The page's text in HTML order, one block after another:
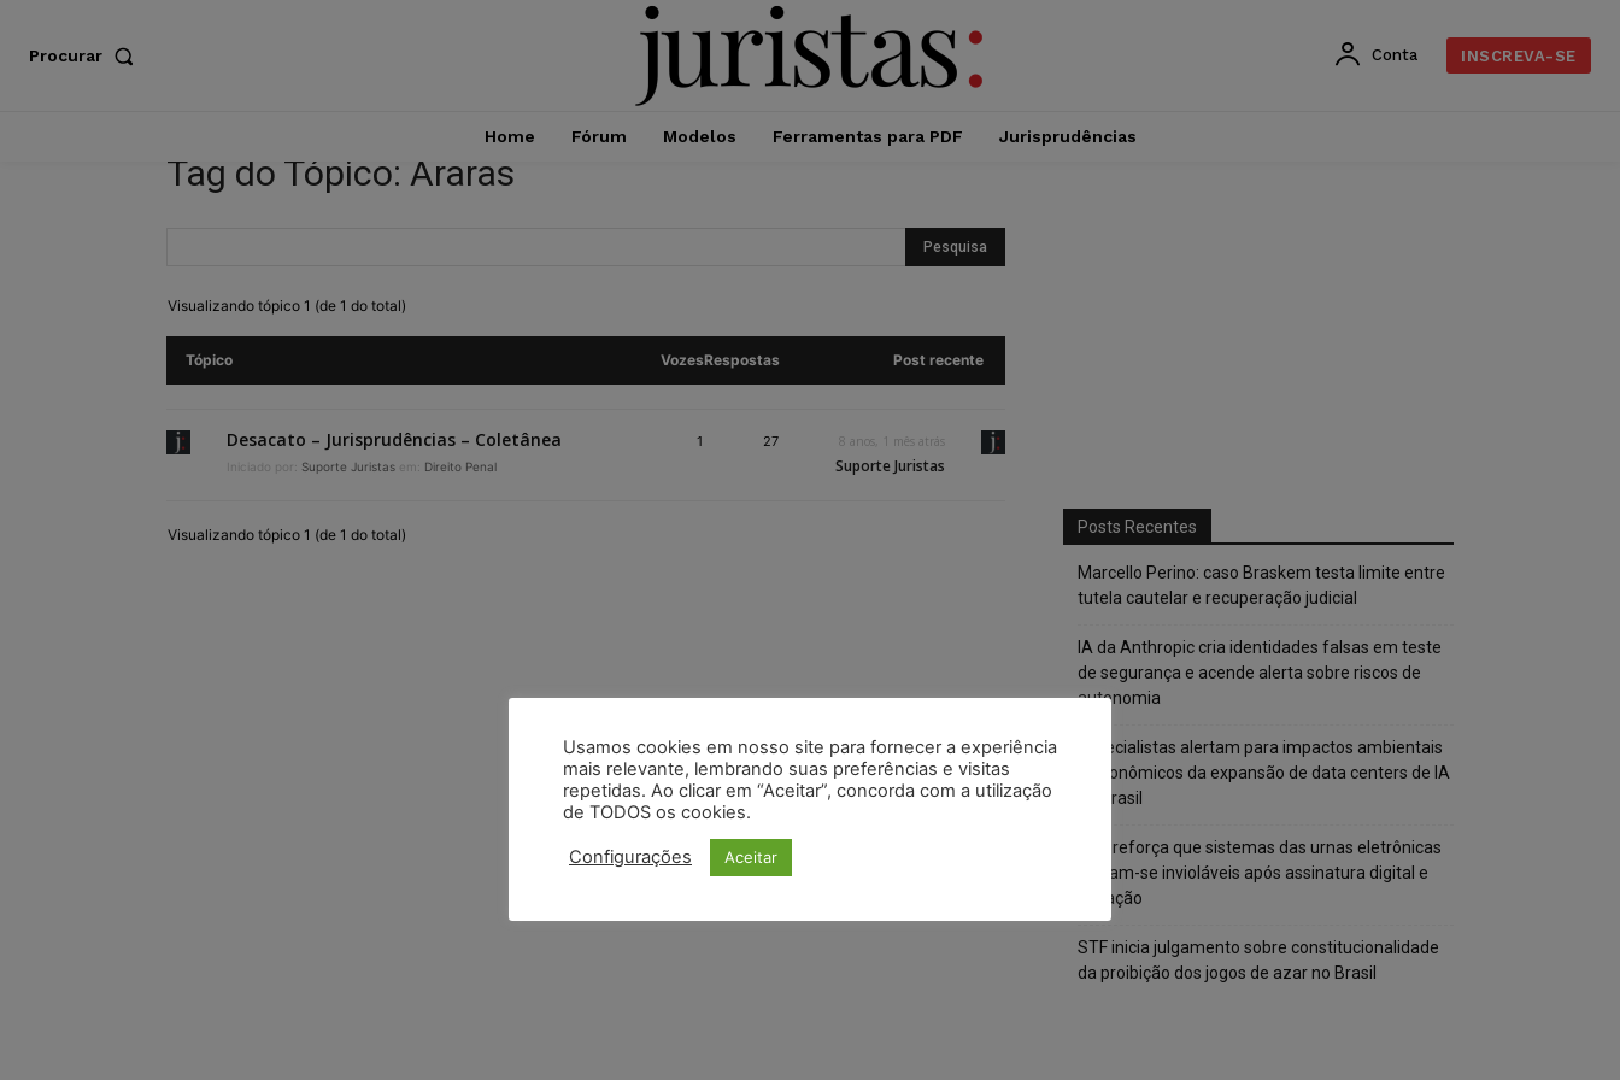
Procurar Conta INSCREVA-SE
Home Fórum Modelos Ferramentas para PDF Jurisprudências
Tag do Tópico: Araras
Visualizando tópico 1 (de 1 do total)
Tópico VozesRespostas Post recente
Desacato – Jurisprudências – Coletânea
Iniciado por: Suporte Juristas em: Direito Penal
1 27 8 anos, 1 mês atrás
Suporte Juristas
Visualizando tópico 1 (de 1 do total) Posts Recentes
Marcello Perino: caso Braskem testa limite entre
tutela cautelar e recuperação judicial
IA da Anthropic cria identidades falsas em teste
de segurança e acende alerta sobre riscos de
autonomia
Especialistas alertam para impactos ambientais
e econômicos da expansão de data centers de IA
no Brasil
TSE reforça que sistemas das urnas eletrônicas
tornam-se invioláveis após assinatura digital e
lacração
STF inicia julgamento sobre constitucionalidade
da proibição dos jogos de azar no Brasil
Usamos cookies em nosso site para fornecer a experiência
mais relevante, lembrando suas preferências e visitas
repetidas. Ao clicar em “Aceitar”, concorda com a utilização
de TODOS os cookies.
Configurações Aceitar